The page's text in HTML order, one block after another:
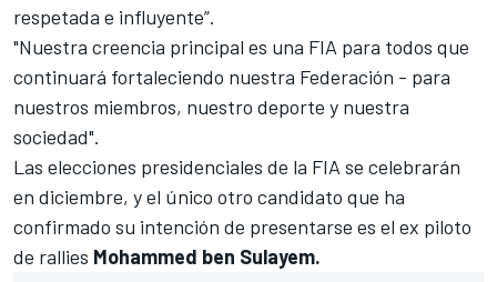
respetada e influyente”.
"Nuestra creencia principal es una FIA para todos que
continuará fortaleciendo nuestra Federación - para
nuestros miembros, nuestro deporte y nuestra
sociedad".
Las elecciones presidenciales de la FIA se celebrarán
en diciembre, y el único otro candidato que ha
confirmado su intención de presentarse es el ex piloto
de rallies Mohammed ben Sulayem.